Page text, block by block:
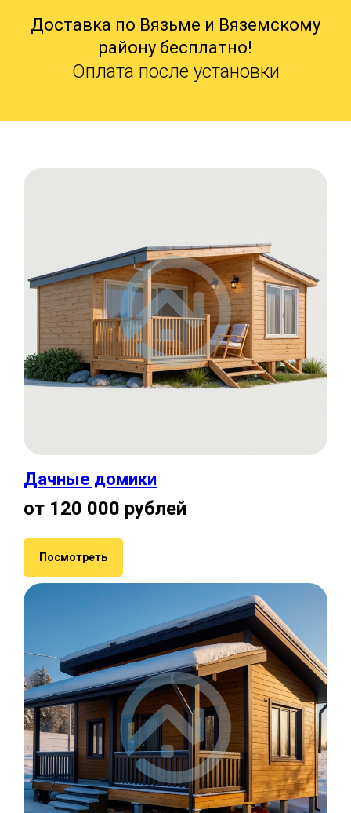
Доставка по Вязьме и Вяземскому
району бесплатно!
Оплата после установки
Дачные домики
от 120 000 рублей
Посмотреть